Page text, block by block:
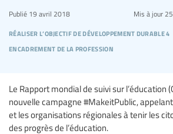
réaliser l’objectif de développement durable 4
encadrement de la profession
Publié 19 avril 2018 Mis à jour25
Le Rapport mondial de suivi sur l’éducation
nouvelle campagne #MakeitPublic,
et les organisations régionales à tenir les
des progrès de l’éducation.